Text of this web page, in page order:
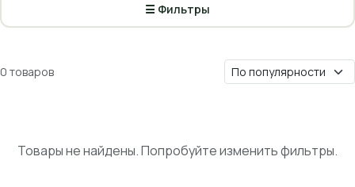
☰ Фильтры
0 товаров
Товары не найдены. Попробуйте изменить фильтры.